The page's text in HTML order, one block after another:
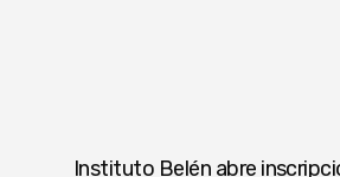
Instituto Belén abre